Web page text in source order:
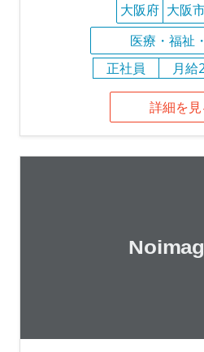
大阪府 大阪
医療・福祉
正社員
月給
詳細を見